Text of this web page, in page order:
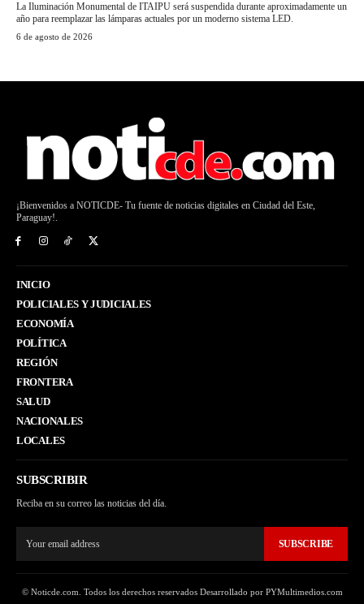
La Iluminación Monumental de ITAIPU será suspendida durante aproximadamente un
año para reemplazar las lámparas actuales por un moderno sistema LED.
6 de agosto de 2026
¡Bienvenidos a NOTICDE- Tu fuente de noticias digitales en Ciudad del Este,
Paraguay!.
INICIO
POLICIALES Y JUDICIALES
ECONOMÍA
POLÍTICA
REGIÓN
FRONTERA
SALUD
NACIONALES
LOCALES
SUBSCRIBIR
Reciba en su correo las noticias del día.
SUBSCRIBE
© Noticde.com. Todos los derechos reservados Desarrollado por PYMultimedios.com